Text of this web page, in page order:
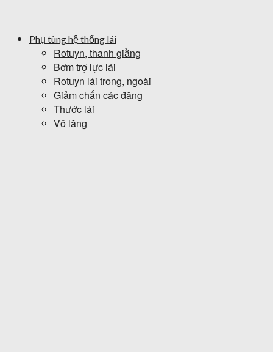
Phụ tùng hệ thống lái
Rotuyn, thanh giằng
Bơm trợ lực lái
Rotuyn lái trong, ngoài
Giảm chấn các đăng
Thước lái
Vô lăng